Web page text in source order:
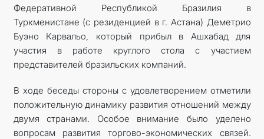
ПОСТОЯННЫЙ НЕЙТРАЛИТЕТ
УСТОЙЧИВЫЙ ТРАНСПОРТ
Федеративной Республикой Бразилия в
Туркменистане (с резиденцией в г. Астана) Деметрио
Буэно Карвальо, который прибыл в Ашхабад для
участия в работе круглого стола с участием
представителей бразильских компаний.
В ходе беседы стороны с удовлетворением отметили
положительную динамику развития отношений между
двумя странами. Особое внимание было уделено
вопросам развития торгово-экономических связей.